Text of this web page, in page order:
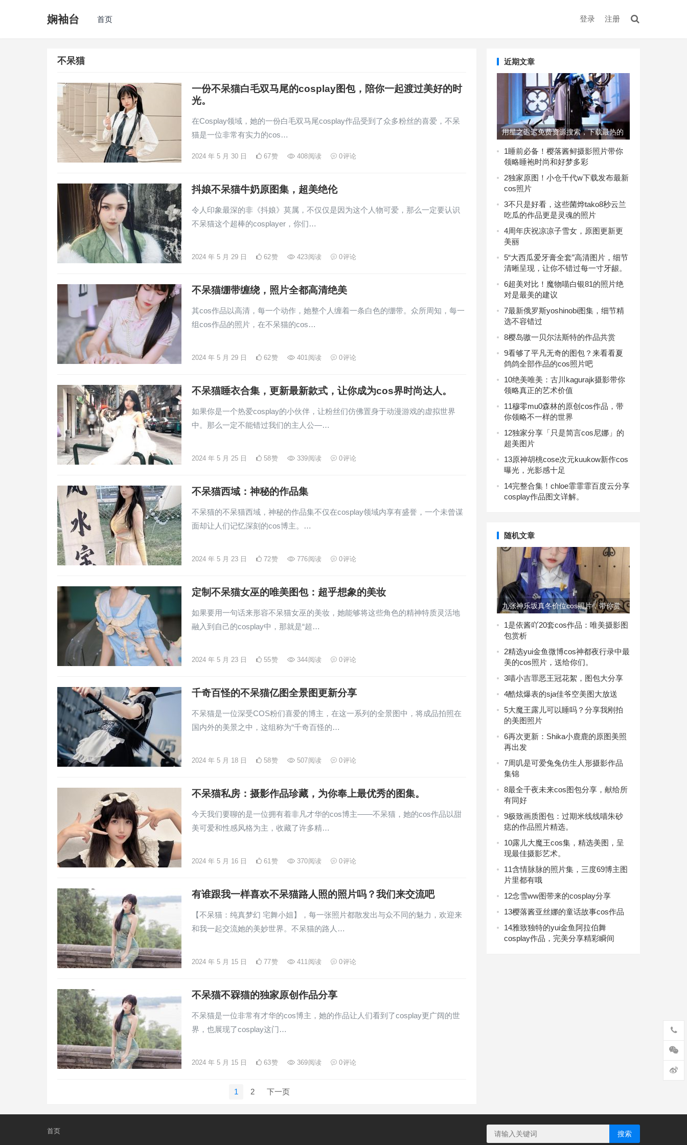
娴袖台 首页 登录 注册
不呆猫
一份不呆猫白毛双马尾的cosplay图包，陪你一起渡过美好的时
光。
在Cosplay领域，她的一份白毛双马尾cosplay作品受到了众多粉丝的喜爱，不呆
猫是一位非常有实力的cos…
2024 年 5 月 30 日 67赞 408阅读 0评论
抖娘不呆猫牛奶原图集，超美绝伦
令人印象最深的非《抖娘》莫属，不仅仅是因为这个人物可爱，那么一定要认识
不呆猫这个超棒的cosplayer，你们…
2024 年 5 月 29 日 62赞 423阅读 0评论
不呆猫绷带缠绕，照片全都高清绝美
其cos作品以高清，每一个动作，她整个人缠着一条白色的绷带。众所周知，每一
组cos作品的照片，在不呆猫的cos…
2024 年 5 月 29 日 62赞 401阅读 0评论
不呆猫睡衣合集，更新最新款式，让你成为cos界时尚达人。
如果你是一个热爱cosplay的小伙伴，让粉丝们仿佛置身于动漫游戏的虚拟世界
中。那么一定不能错过我们的主人公—…
2024 年 5 月 25 日 58赞 339阅读 0评论
不呆猫西域：神秘的作品集
不呆猫的不呆猫西域，神秘的作品集不仅在cosplay领域内享有盛誉，一个未曾谋
面却让人们记忆深刻的cos博主。…
2024 年 5 月 23 日 72赞 776阅读 0评论
定制不呆猫女巫的唯美图包：超乎想象的美妆
如果要用一句话来形容不呆猫女巫的美妆，她能够将这些角色的精神特质灵活地
融入到自己的cosplay中，那就是“超…
2024 年 5 月 23 日 55赞 344阅读 0评论
千奇百怪的不呆猫亿图全景图更新分享
不呆猫是一位深受COS粉们喜爱的博主，在这一系列的全景图中，将成品拍照在
国内外的美景之中，这组称为“千奇百怪的…
2024 年 5 月 18 日 58赞 507阅读 0评论
不呆猫私房：摄影作品珍藏，为你奉上最优秀的图集。
今天我们要聊的是一位拥有着非凡才华的cos博主——不呆猫，她的cos作品以甜
美可爱和性感风格为主，收藏了许多精…
2024 年 5 月 16 日 61赞 370阅读 0评论
有谁跟我一样喜欢不呆猫路人照的照片吗？我们来交流吧
【不呆猫：纯真梦幻 宅舞小姐】，每一张照片都散发出与众不同的魅力，欢迎来
和我一起交流她的美妙世界。不呆猫的路人…
2024 年 5 月 15 日 77赞 411阅读 0评论
不呆猫不槑猫的独家原创作品分享
不呆猫是一位非常有才华的cos博主，她的作品让人们看到了cosplay更广阔的世
界，也展现了cosplay这门…
2024 年 5 月 15 日 63赞 369阅读 0评论
1 2 下一页
近期文章
用星之迟迟免费资源搜索，下载最热的
美图集
1睡前必备！樱落酱鲟摄影照片带你
领略睡袍时尚和好梦多彩
2独家原图！小仓千代w下载发布最新
cos照片
3不只是好看，这些菌烨tako8秒云兰
吃瓜的作品更是灵魂的照片
4周年庆祝凉凉子雪女，原图更新更
美丽
5“大西瓜爱牙膏全套”高清图片，细节
清晰呈现，让你不错过每一寸牙龈。
6超美对比！魔物喵白银81的照片绝
对是最美的建议
7最新俄罗斯yoshinobi图集，细节精
选不容错过
8樱岛嗷一贝尔法斯特的作品共赏
9看够了平凡无奇的图包？来看看夏
鸽鸽全部作品的cos照片吧
10绝美唯美：古川kagurajk摄影带你
领略真正的艺术价值
11穆零mu0森林的原创cos作品，带
你领略不一样的世界
12独家分享「只是简言cos尼娜」的
超美图片
13原神胡桃cose次元kuukow新作cos
曝光，光影感十足
14完整合集！chloe霏霏霏百度云分享
cosplay作品图文详解。
随机文章
九张神乐坂真冬价位cos照片，带你赏
美。
1是依酱吖20套cos作品：唯美摄影图
包赏析
2精选yui金鱼微博cos神都夜行录中最
美的cos照片，送给你们。
3喵小吉罪恶王冠花絮，图包大分享
4酷炫爆表的sja佳爷空美图大放送
5大魔王露儿可以睡吗？分享我刚拍
的美图照片
6再次更新：Shika小鹿鹿的原图美照
再出发
7周叽是可爱兔兔仿生人形摄影作品
集锦
8最全千夜未来cos图包分享，献给所
有同好
9极致画质图包：过期米线线喵朱砂
痣的作品照片精选。
10露儿大魔王cos集，精选美图，呈
现最佳摄影艺术。
11含情脉脉的照片集，三度69博主图
片里都有哦
12念雪ww图带来的cosplay分享
13樱落酱亚丝娜的童话故事cos作品
14雅致独特的yui金鱼阿拉伯舞
cosplay作品，完美分享精彩瞬间
首页 搜索